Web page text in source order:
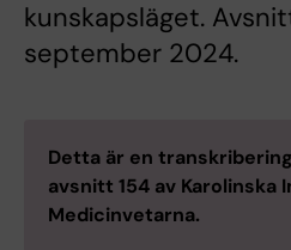
kunskapsläget.
september 2024.
Detta är en
avsnitt 154 av
Medicinvetarna.